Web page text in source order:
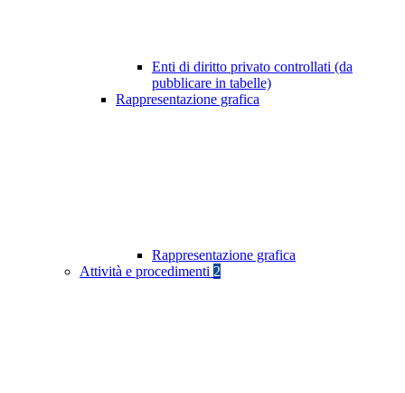
Enti di diritto privato controllati (da
pubblicare in tabelle)
Rappresentazione grafica
Rappresentazione grafica
Attività e procedimenti 2